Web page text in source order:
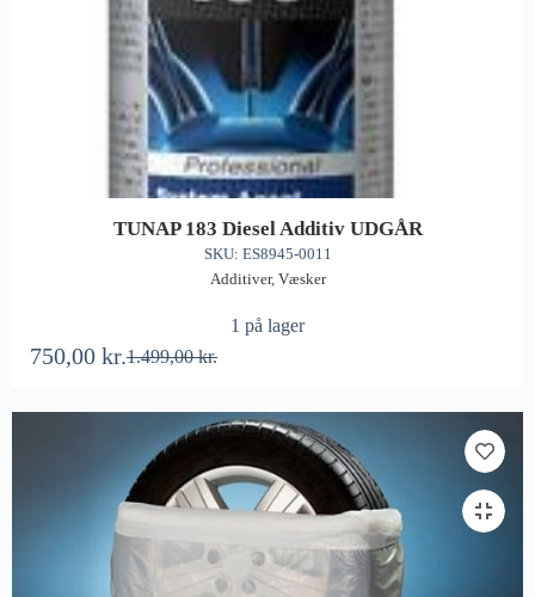
TUNAP 183 Diesel Additiv UDGÅR
SKU: ES8945-0011
Additiver, Væsker
1 på lager
1.499,00kr.
750,00 kr.